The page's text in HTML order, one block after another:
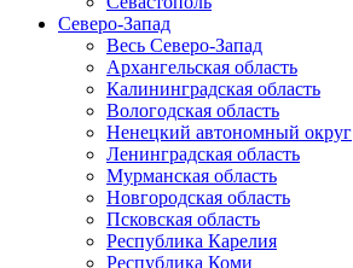
Северо-Запад
Весь Северо-Запад
Архангельская область
Калининградская область
Вологодская область
Ненецкий автономный округ
Ленинградская область
Мурманская область
Новгородская область
Псковская область
Республика Карелия
Республика Коми